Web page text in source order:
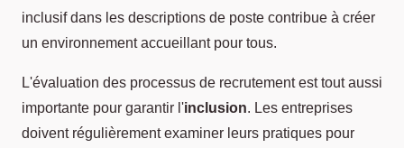
inclusif dans les descriptions de poste contribue à créer
un environnement accueillant pour tous.
L'évaluation des processus de recrutement est tout aussi
importante pour garantir l'inclusion. Les entreprises
doivent régulièrement examiner leurs pratiques pour